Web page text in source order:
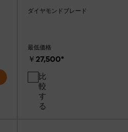
ダイヤモンドブレード
最低価格
￥27,500*
比
較
す
る